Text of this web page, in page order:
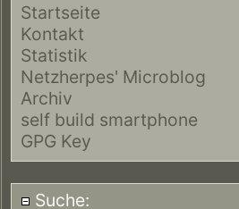
Startseite
Kontakt
Statistik
Netzherpes' Microblog
Archiv
self build smartphone
GPG Key
Suche: